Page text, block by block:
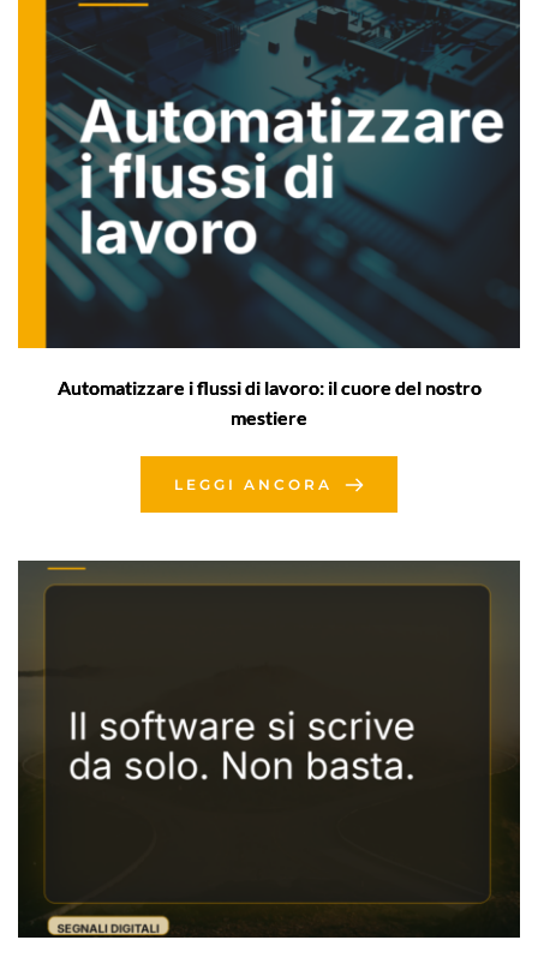
Automatizzare i flussi di lavoro: il cuore del nostro
mestiere
LEGGI ANCORA